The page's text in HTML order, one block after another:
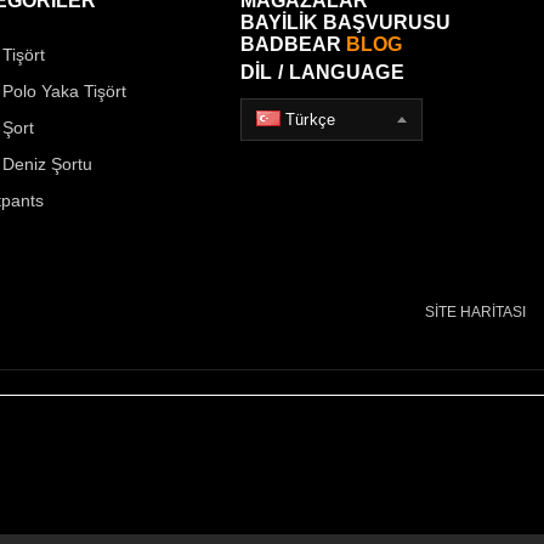
Yaka Tişört
Şortu
BAYİLİK BAŞVURUSU
BADBEAR BLOG
DİL / LANGUAGE
Türkçe
SİTE HARİTASI